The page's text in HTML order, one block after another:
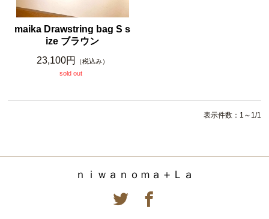
maika Drawstring bag S s
ize ブラウン
23,100円
（税込み）
sold out
表示件数：1～1/1
ｎｉｗａｎｏｍａ＋Ｌａ